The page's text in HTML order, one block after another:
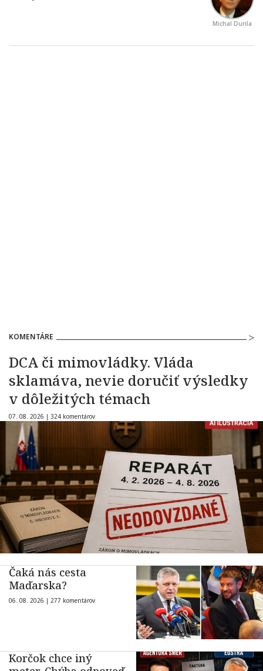
Michal Durila
KOMENTÁRE
DCA či mimovládky. Vláda
sklamáva, nevie doručiť výsledky
v dôležitých témach
07. 08. 2026 | 324 komentárov
Čaká nás cesta
Maďarska?
06. 08. 2026 | 277 komentárov
Korčok chce iný